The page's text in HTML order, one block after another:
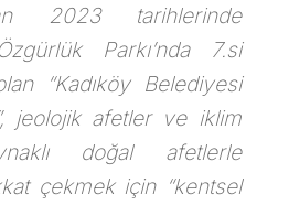
2023 tarihlerinde
Parkı’nda 7.si
“Kadıköy Belediyesi
jeolojik afetler ve iklim
doğal afetlerle
çekmek için “kentsel